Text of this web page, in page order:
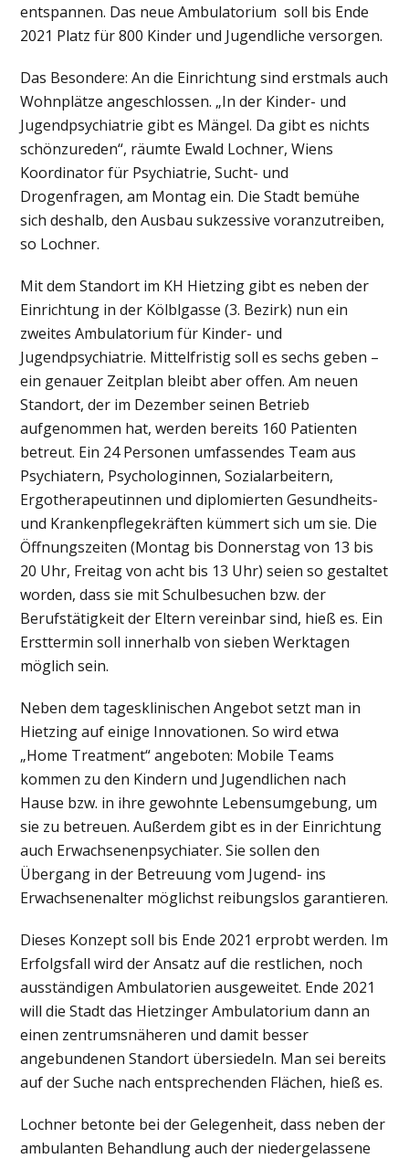
entspannen. Das neue Ambulatorium soll bis Ende
2021 Platz für 800 Kinder und Jugendliche versorgen.
Das Besondere: An die Einrichtung sind erstmals auch
Wohnplätze angeschlossen. „In der Kinder- und
Jugendpsychiatrie gibt es Mängel. Da gibt es nichts
schönzureden“, räumte Ewald Lochner, Wiens
Koordinator für Psychiatrie, Sucht- und
Drogenfragen, am Montag ein. Die Stadt bemühe
sich deshalb, den Ausbau sukzessive voranzutreiben,
so Lochner.
Mit dem Standort im KH Hietzing gibt es neben der
Einrichtung in der Kölblgasse (3. Bezirk) nun ein
zweites Ambulatorium für Kinder- und
Jugendpsychiatrie. Mittelfristig soll es sechs geben –
ein genauer Zeitplan bleibt aber offen. Am neuen
Standort, der im Dezember seinen Betrieb
aufgenommen hat, werden bereits 160 Patienten
betreut. Ein 24 Personen umfassendes Team aus
Psychiatern, Psychologinnen, Sozialarbeitern,
Ergotherapeutinnen und diplomierten Gesundheits-
und Krankenpflegekräften kümmert sich um sie. Die
Öffnungszeiten (Montag bis Donnerstag von 13 bis
20 Uhr, Freitag von acht bis 13 Uhr) seien so gestaltet
worden, dass sie mit Schulbesuchen bzw. der
Berufstätigkeit der Eltern vereinbar sind, hieß es. Ein
Ersttermin soll innerhalb von sieben Werktagen
möglich sein.
Neben dem tagesklinischen Angebot setzt man in
Hietzing auf einige Innovationen. So wird etwa
„Home Treatment“ angeboten: Mobile Teams
kommen zu den Kindern und Jugendlichen nach
Hause bzw. in ihre gewohnte Lebensumgebung, um
sie zu betreuen. Außerdem gibt es in der Einrichtung
auch Erwachsenenpsychiater. Sie sollen den
Übergang in der Betreuung vom Jugend- ins
Erwachsenenalter möglichst reibungslos garantieren.
Dieses Konzept soll bis Ende 2021 erprobt werden. Im
Erfolgsfall wird der Ansatz auf die restlichen, noch
ausständigen Ambulatorien ausgeweitet. Ende 2021
will die Stadt das Hietzinger Ambulatorium dann an
einen zentrumsnäheren und damit besser
angebundenen Standort übersiedeln. Man sei bereits
auf der Suche nach entsprechenden Flächen, hieß es.
Lochner betonte bei der Gelegenheit, dass neben der
ambulanten Behandlung auch der niedergelassene